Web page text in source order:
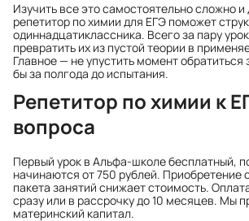
Изучить все это самостоятельно сложно
репетитор по химии для ЕГЭ поможет
одиннадцатиклассника. Всего за пару
превратить их из пустой теории в
Главное — не упустить момент
бы за полгода до испытания.
Репетитор по химии к
вопроса
Первый урок в Альфа-школе бесплатный,
начинаются от 750 рублей. Приобретение
пакета занятий снижает стоимость.
сразу или в рассрочку до 10 месяцев. Мы
материнский капитал.